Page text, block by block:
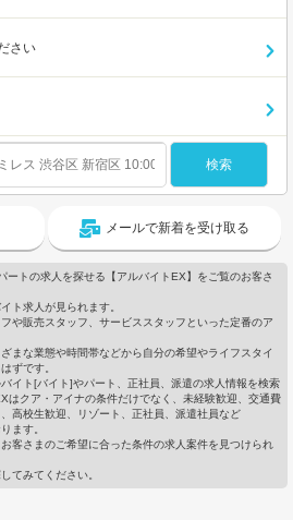
さい
メールで新着を受け取る
ートの求人を探せる【アルバイトEX】をご覧のお客さ
ト求人が見られます。
や販売スタッフ、サービススタッフといった定番のア
まな業態や時間帯などから自分の希望やライフスタイ
ずです。
イト[バイト]やパート、正社員、派遣の求人情報を検索
はクア・アイナの条件だけでなく、未経験歓迎、交通費
高校生歓迎、リゾート、正社員、派遣社員など
ます。
客さまのご希望に合った条件の求人案件を見つけられ
てみてください。